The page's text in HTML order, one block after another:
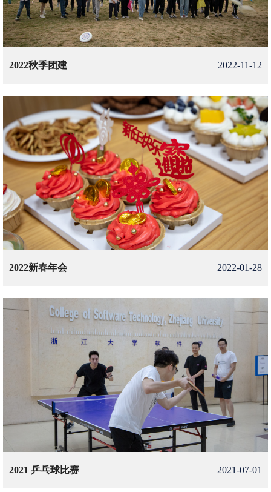
2022秋季团建 2022-11-12
2022新春年会 2022-01-28
2021 乒乓球比赛 2021-07-01